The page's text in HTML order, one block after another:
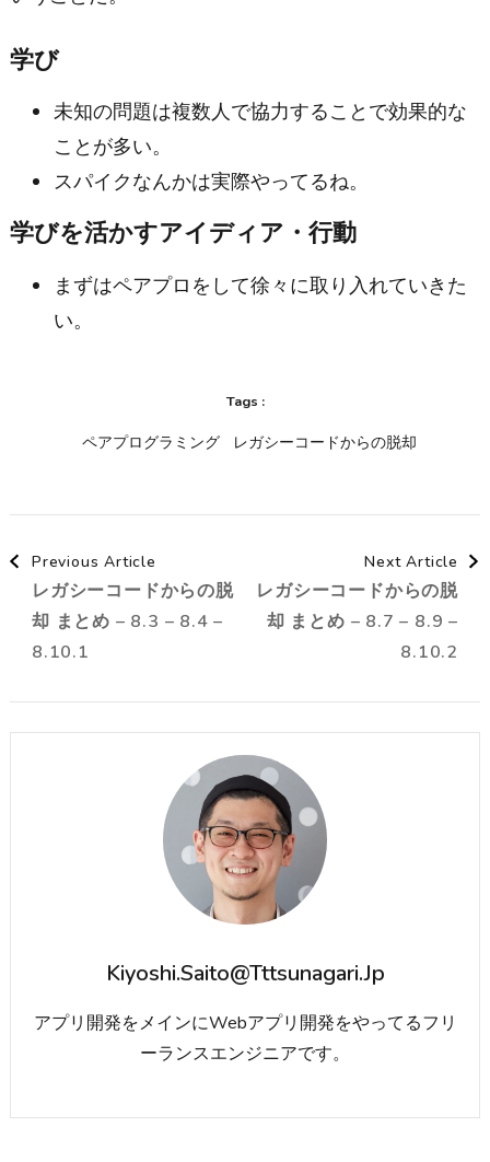
学び
未知の問題は複数人で協力することで効果的な
ことが多い。
スパイクなんかは実際やってるね。
学びを活かすアイディア・行動
まずはペアプロをして徐々に取り入れていきた
い。
Tags :
ペアプログラミング レガシーコードからの脱却
Post
Navigation
Previous Article
レガシーコードからの脱
却 まとめ – 8.3 – 8.4 –
8.10.1
Next Article
レガシーコードからの脱
却 まとめ – 8.7 – 8.9 –
8.10.2
Kiyoshi.saito@tttsunagari.jp
アプリ開発をメインにWebアプリ開発をやってるフリ
ーランスエンジニアです。